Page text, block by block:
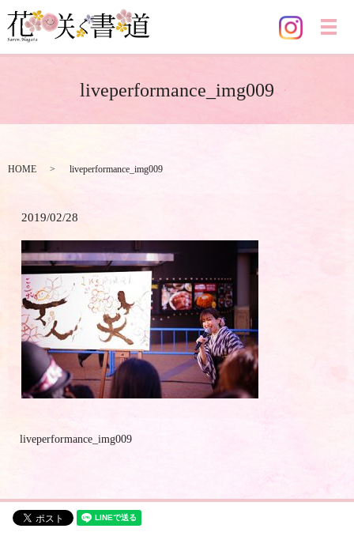
メ
liveperformance_img009
HOME liveperformance_img009
2019/02/28
liveperformance_img009